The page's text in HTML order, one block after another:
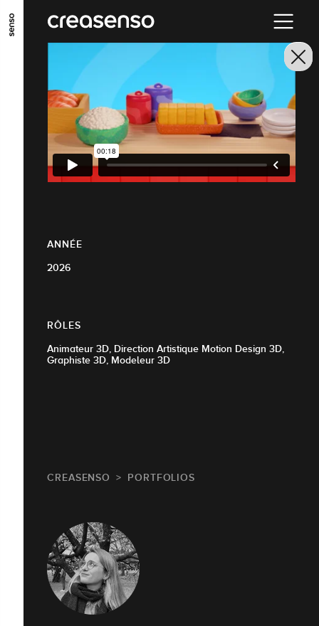
ALLER AU CONTENU PRINCIPAL
ALLER AU MENU PRINCIPAL
ALLER EN BAS DE PAGE
ANNÉE
2026
RÔLES
Animateur 3D, Direction Artistique Motion Design 3D,
Graphiste 3D, Modeleur 3D
CREASENSO PORTFOLIOS